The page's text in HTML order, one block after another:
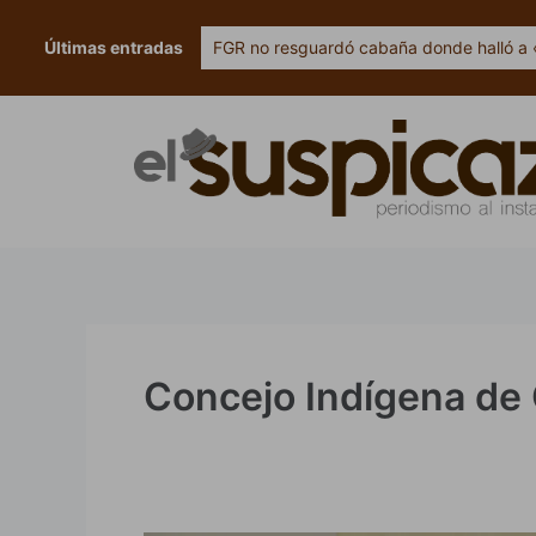
Últimas entradas FGR no resguardó cabaña donde halló
Concejo Indígena de